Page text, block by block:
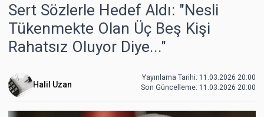
Sert Sözlerle Hedef Aldı: "Nesli
Tükenmekte Olan Üç Beş Kişi
Rahatsız Oluyor Diye..."
Halil Uzan
Yayınlama Tarihi: 11.03.2026 20:00
Son Güncelleme: 11.03.2026 20:00